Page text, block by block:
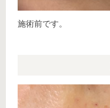
施術前です。